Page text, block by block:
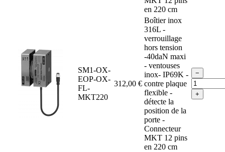
en 220 cm
SM1-OX-
EOP-OX-
FL-
MKT220
312,00 €
Boîtier inox
316L -
verrouillage
hors tension
-40daN maxi
- ventouses
inox- IP69K -
contre plaque
flexible -
détecte la
position de la
porte -
Connecteur
MKT 12 pins
en 220 cm
−
+